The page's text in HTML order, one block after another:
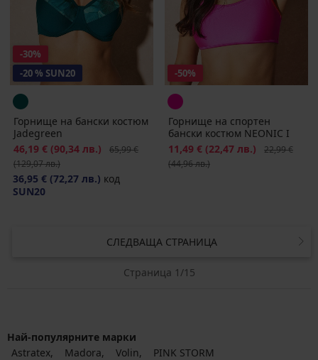
-30%
-20 % SUN20
Горнище на бански костюм
Jadegreen
Намаление
46,19 € (90,34 лв.) Първоначална цена
65,99 €
(129,07 лв.)
36,95 € (72,27 лв.) код
SUN20
-50%
Горнище на спортен
бански костюм NEONIC I
Намаление
11,49 € (22,47 лв.)
22,99 €
(44,96 лв.)
СЛЕДВАЩА СТРАНИЦА
Страница 1/15
Най-популярните марки
Astratex
Madora Volin PINK STORM